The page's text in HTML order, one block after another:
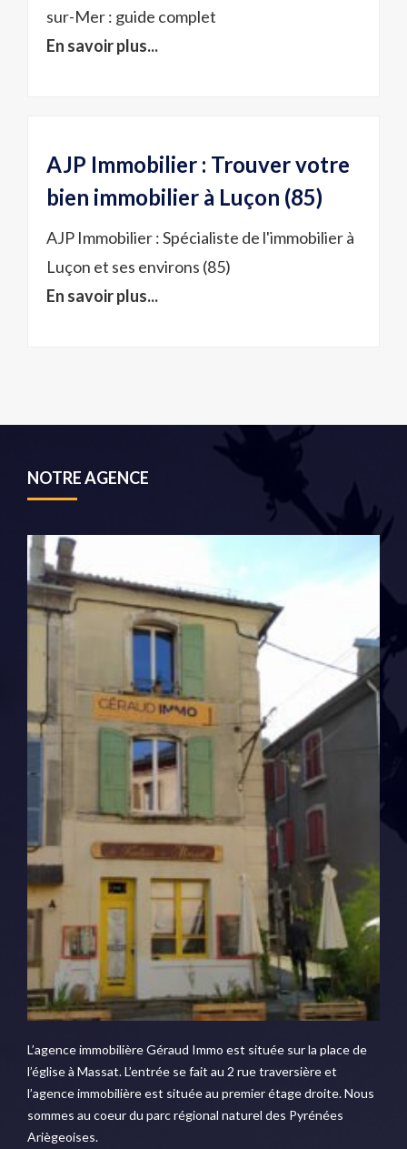
sur-Mer : guide complet
En savoir plus...
AJP Immobilier : Trouver votre
bien immobilier à Luçon (85)
AJP Immobilier : Spécialiste de l'immobilier à
Luçon et ses environs (85)
En savoir plus...
NOTRE AGENCE
L’agence immobilière Géraud Immo est située sur la place de
l’église à Massat. L’entrée se fait au 2 rue traversière et
l’agence immobilière est située au premier étage droite. Nous
sommes au coeur du parc régional naturel des Pyrénées
Ariègeoises.